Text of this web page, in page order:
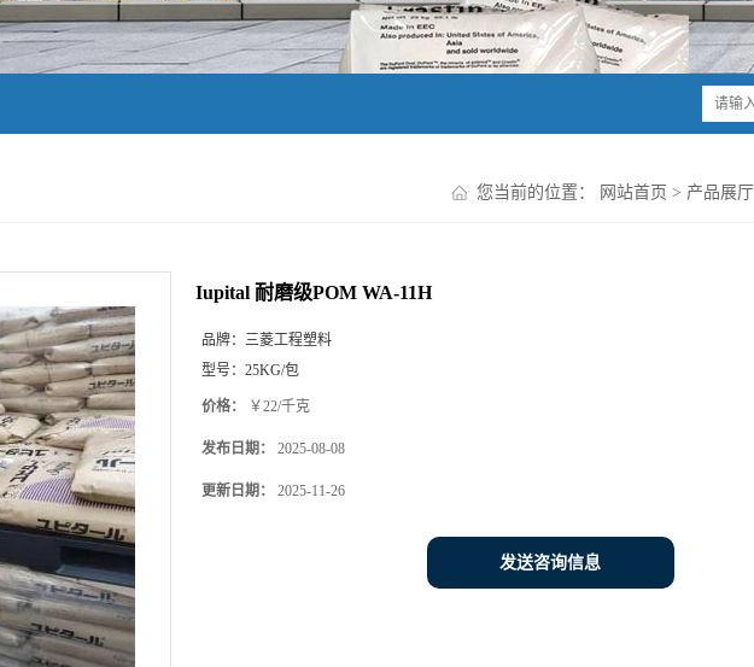
您当前的位置： 网站首页 > 产品展厅
Iupital 耐磨级POM WA-11H
品牌： 三菱工程塑料
型号： 25KG/包
价格： ￥22/千克
发布日期： 2025-08-08
更新日期： 2025-11-26
发送咨询信息